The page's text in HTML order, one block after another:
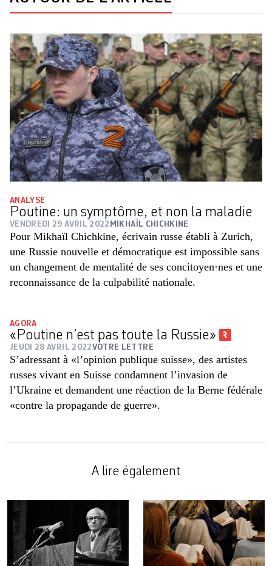
ANALYSE
Poutine: un symptôme, et non la maladie
VENDREDI 29 AVRIL 2022 MIKHAÏL CHICHKINE
Pour Mikhaïl Chichkine, écrivain russe établi à Zurich,
une Russie nouvelle et démocratique est impossible sans
un changement de mentalité de ses concitoyen·nes et une
reconnaissance de la culpabilité nationale.
AGORA
«Poutine n’est pas toute la Russie»
JEUDI 28 AVRIL 2022VOTRE LETTRE
S’adressant à «l’opinion publique suisse», des artistes
russes vivant en Suisse condamnent l’invasion de
l’Ukraine et demandent une réaction de la Berne fédérale
«contre la propagande de guerre».
A lire également